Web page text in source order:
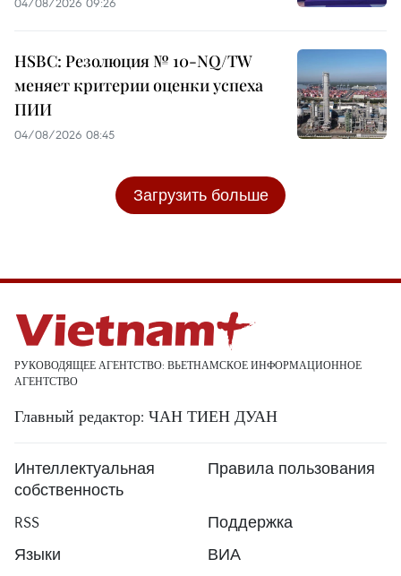
HSBC: Резолюция № 10-NQ/TW
меняет критерии оценки успеха
ПИИ
04/08/2026 08:45
Загрузить больше
РУКОВОДЯЩЕЕ АГЕНТСТВО: ВЬЕТНАМСКОЕ ИНФОРМАЦИОННОЕ
АГЕНТСТВО
Главный редактор: ЧАН ТИЕН ДУАН
Интеллектуальная
собственность
Правила пользования
RSS
Поддержка
Языки
ВИА